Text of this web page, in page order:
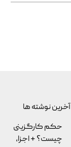
آخرین نوشته ها
حکم کارگزینی
چیست؟ + اجزا،